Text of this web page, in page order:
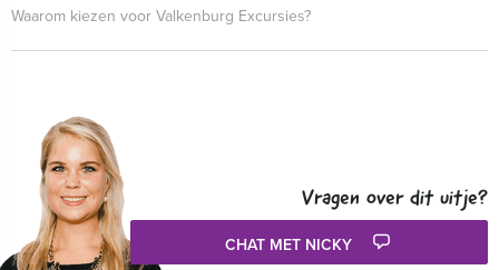
Waarom kiezen voor Valkenburg Excursies?
Vragen over dit uitje?
CHAT MET NICKY